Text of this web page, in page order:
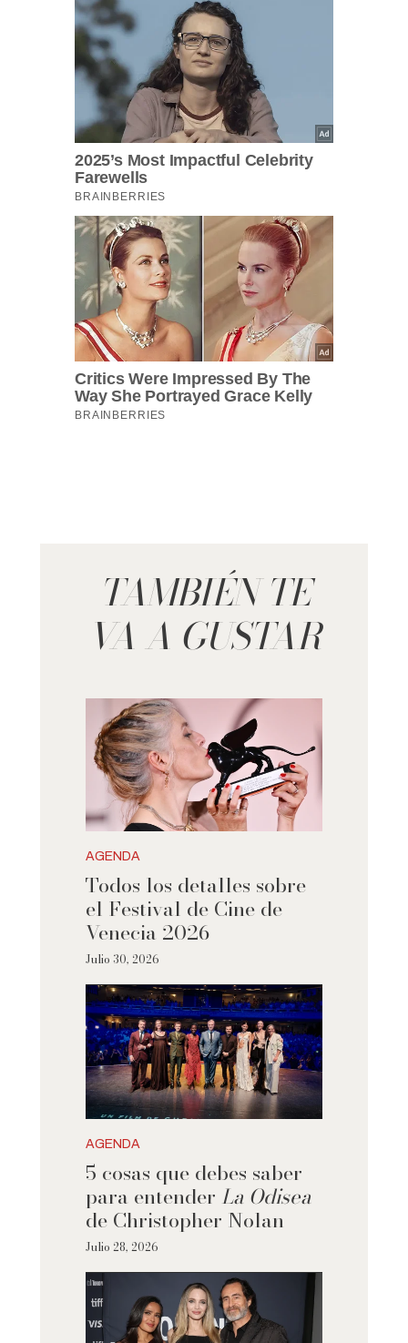
TAMBIÉN TE
VA A GUSTAR
AGENDA
Todos los detalles sobre
el Festival de Cine de
Venecia 2026
Julio 30, 2026
AGENDA
5 cosas que debes saber
para entender La Odisea
de Christopher Nolan
Julio 28, 2026